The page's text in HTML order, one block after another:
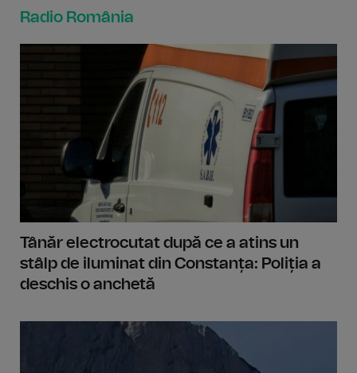
Radio România
Tânăr electrocutat după ce a atins un
stâlp de iluminat din Constanța: Poliția a
deschis o anchetă